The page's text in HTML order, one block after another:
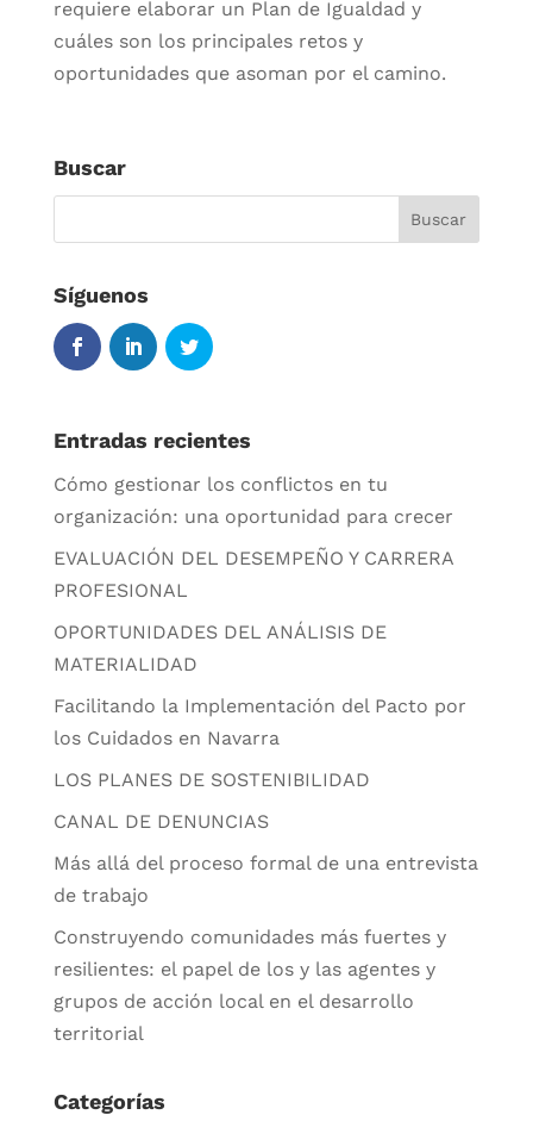
requiere elaborar un Plan de Igualdad y
cuáles son los principales retos y
oportunidades que asoman por el camino.
Buscar
Síguenos
Entradas recientes
Cómo gestionar los conflictos en tu
organización: una oportunidad para crecer
EVALUACIÓN DEL DESEMPEÑO Y CARRERA
PROFESIONAL
OPORTUNIDADES DEL ANÁLISIS DE
MATERIALIDAD
Facilitando la Implementación del Pacto por
los Cuidados en Navarra
LOS PLANES DE SOSTENIBILIDAD
CANAL DE DENUNCIAS
Más allá del proceso formal de una entrevista
de trabajo
Construyendo comunidades más fuertes y
resilientes: el papel de los y las agentes y
grupos de acción local en el desarrollo
territorial
Categorías